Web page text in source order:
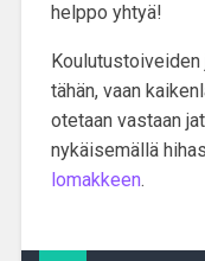
helppo yhtyä!
tähän, vaan
otetaan vastaan
nykäisemällä
lomakkeen.